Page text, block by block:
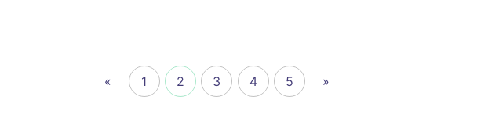
« 1 2 3 4 5 »